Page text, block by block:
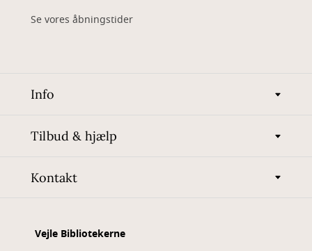
Se vores åbningstider
Info
Tilbud & hjælp
Kontakt
Vejle Bibliotekerne